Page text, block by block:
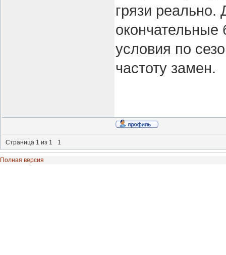
грязи реально.
окончательные
условия по
частоту замен.
Страница 1 из 1 1
Полная версия